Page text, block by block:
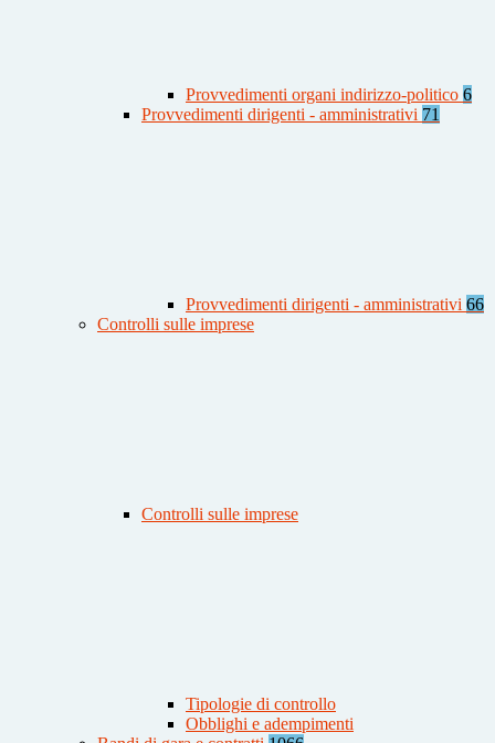
Provvedimenti organi indirizzo-politico 6
Provvedimenti dirigenti - amministrativi 71
Provvedimenti dirigenti - amministrativi 66
Controlli sulle imprese
Controlli sulle imprese
Tipologie di controllo
Obblighi e adempimenti